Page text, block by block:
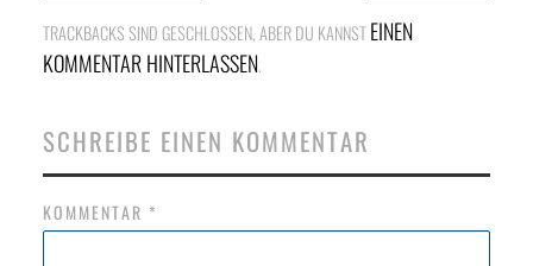
SPONSORING
TRACKBACKS SIND GESCHLOSSEN, ABER DU KANNSTEINEN
KOMMENTAR HINTERLASSEN.
SCHREIBE EINEN KOMMENTAR
KOMMENTAR *